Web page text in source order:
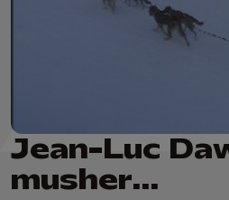
Jean-Luc
musher...